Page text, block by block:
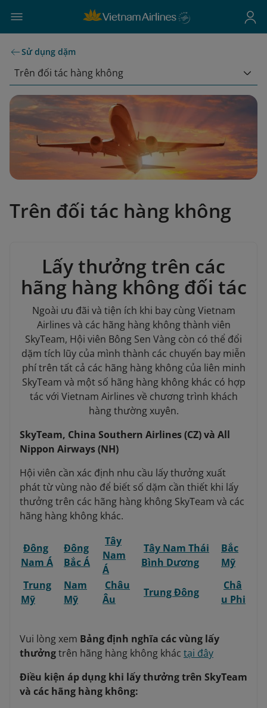
Sử dụng dặm
Trên đối tác hàng không
Trên đối tác hàng không
Lấy thưởng trên các
hãng hàng không đối tác
Ngoài ưu đãi và tiện ích khi bay cùng Vietnam
Airlines và các hãng hàng không thành viên
SkyTeam, Hội viên Bông Sen Vàng còn có thể đổi
dặm tích lũy của mình thành các chuyến bay miễn
phí trên tất cả các hãng hàng không của liên minh
SkyTeam và một số hãng hàng không khác có hợp
tác với Vietnam Airlines về chương trình khách
hàng thường xuyên.
SkyTeam, China Southern Airlines (CZ) và All
Nippon Airways (NH)
Hội viên cần xác định nhu cầu lấy thưởng xuất
phát từ vùng nào để biết số dặm cần thiết khi lấy
thưởng trên các hãng hàng không SkyTeam và các
hãng hàng không khác.
Đông
Nam Á
Đông
Bắc Á
Tây
Nam
Á
Tây Nam Thái
Bình Dương
Bắc
Mỹ
Trung
Mỹ
Nam
Mỹ
Châu
Âu
Trung Đông
Châ
u Phi
Vui lòng xem Bảng định nghĩa các vùng lấy
thưởngtrên hãng hàng không khác tại đây
Điều kiện áp dụng khi lấy thưởng trên SkyTeam
và các hãng hàng không: